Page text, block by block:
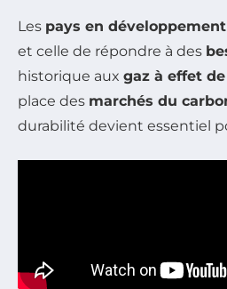
Les pays en développement
et celle de répondre à des
historique aux gaz à effet
place des marchés du
durabilité devient essentiel